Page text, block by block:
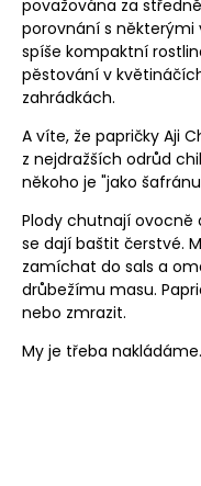
považována za
porovnání s některými
spíše kompaktní
pěstování v
zahrádkách.
A víte, že papričky Aji
z nejdražších odrůd
někoho je "jako
Plody chutnají ovocně
se dají baštit čerstvé.
zamíchat do sals a
drůbežímu masu.
nebo zmrazit.
My je třeba